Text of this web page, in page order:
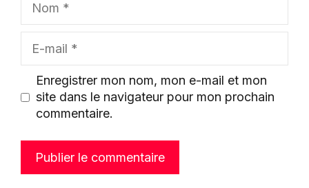
mail
Enregistrer mon nom, mon e-mail et mon
site dans le navigateur pour mon prochain
commentaire.